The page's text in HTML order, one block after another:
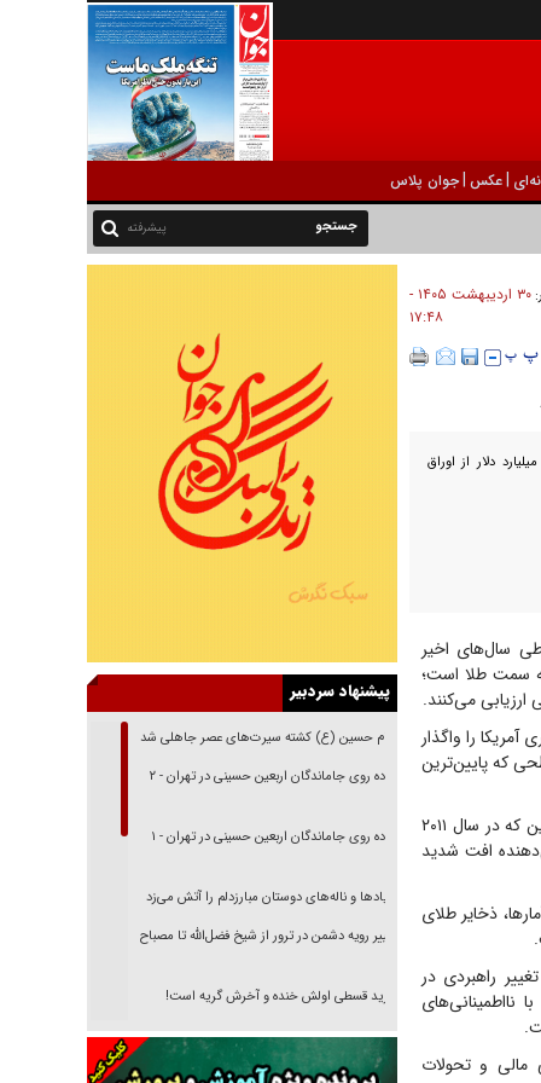
|عکس |جوان پلاس
پیشرفته
۳۰ ارديبهشت ۱۴۰۵ -
۱۷:۴۸
در ادامه سیاست کاهش وابستگی به دلار، بیش از ۶۲۰ میلیارد دلار از اوراق
سال‌های اخیر
به سمت طلا است؛
می‌کنند.
دلار از اوراق خزانه‌داری آمریکا را واگذار
دلار رسیده است؛ سطحی که پایین‌ترین
داده‌های مقایسه‌ای نیز نشان می‌دهد سهم اوراق خزانه‌داری آمریکا در ترکیب دارایی‌های خارجی چین که در سال ۲۰۱۱
که نشان‌دهنده افت شدید
ذخایر طلای
راهبردی در
مالی و تحولات
پیشنهاد سردبیر
امام حسین (ع) کشته سیرت‌های عصر جاهلی شد
پیاده روی جاماندگان اربعین حسینی در تهران - ۲
پیاده روی جاماندگان اربعین حسینی در تهران - ۱
فریاد‌ها و ناله‌های دوستان مبارزدلم را آتش می‌زد
تغییر رویه دشمن در ترور از شیخ فضل‌الله تا مصباح
خرید قسطی اولش خنده و آخرش گریه است!
فوتبال و آن «بالا»!
راهبرد غافلگیری با نسل جدید پهپاد‌ها